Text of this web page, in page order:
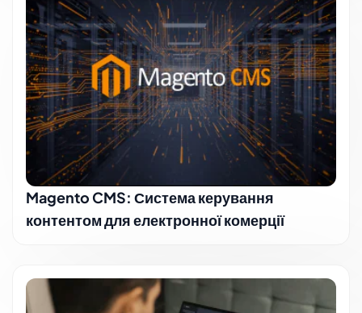
Magento CMS: Система керування
контентом для електронної комерції